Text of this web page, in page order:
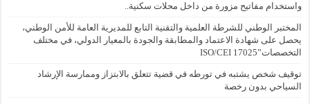
واستخدام مفاتيح مزورة من داخل محلات سكنية..
المختبر الوطني للشرطة العلمية والتقنية التابع للمديرية العامة للأمن الوطني،
يحصل على شهادة الاعتماد والمطابقة والجودة بالمعيار الدولي، في مختلف
التخصصات”ISO/CEI 17025
توقيف شخص يشتبه في تورطه في قضية تتعلق بالابتزاز وممارسة الإرشاد
السياحي بدون رخصة